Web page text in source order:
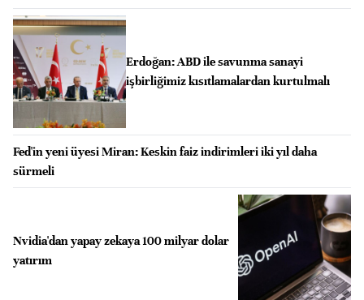
Erdoğan: ABD ile savunma sanayi
işbirliğimiz kısıtlamalardan kurtulmalı
Fed'in yeni üyesi Miran: Keskin faiz indirimleri iki yıl daha
sürmeli
Nvidia'dan yapay zekaya 100 milyar dolar
yatırım